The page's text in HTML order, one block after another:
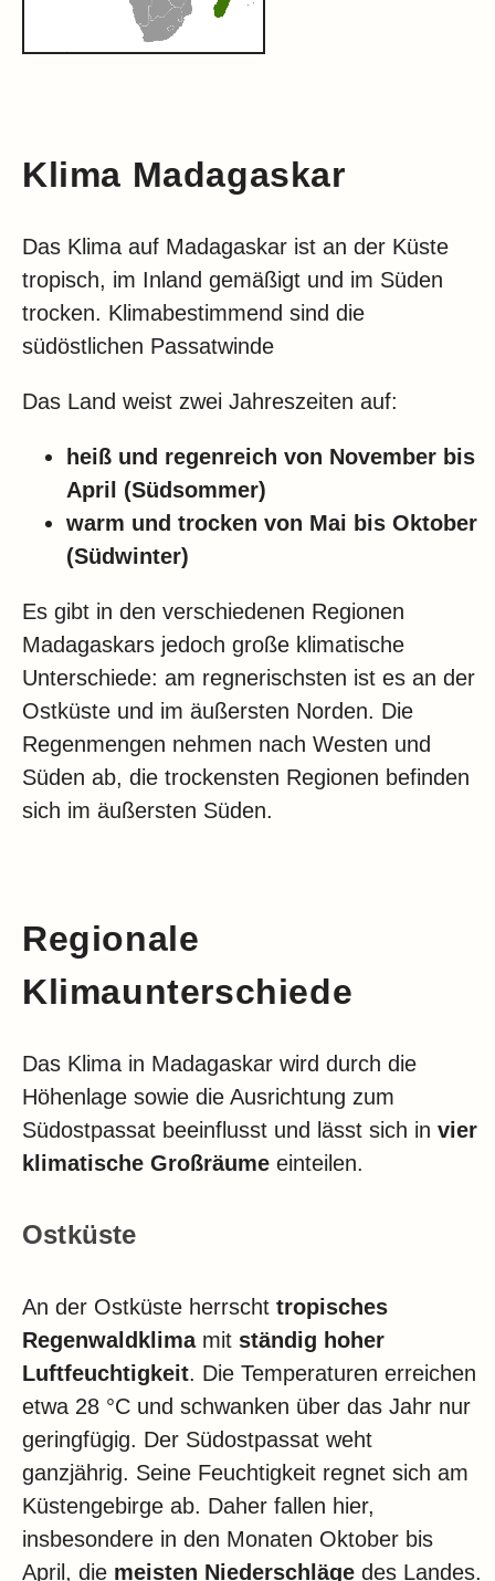
Klima Madagaskar
Das Klima auf Madagaskar ist an der Küste
tropisch, im Inland gemäßigt und im Süden
trocken. Klimabestimmend sind die
südöstlichen Passatwinde
Das Land weist zwei Jahreszeiten auf:
heiß und regenreich von November bis
April (Südsommer)
warm und trocken von Mai bis Oktober
(Südwinter)
Es gibt in den verschiedenen Regionen
Madagaskars jedoch große klimatische
Unterschiede: am regnerischsten ist es an der
Ostküste und im äußersten Norden. Die
Regenmengen nehmen nach Westen und
Süden ab, die trockensten Regionen befinden
sich im äußersten Süden.
Regionale
Klimaunterschiede
Das Klima in Madagaskar wird durch die
Höhenlage sowie die Ausrichtung zum
Südostpassat beeinflusst und lässt sich in vier
klimatische Großräume einteilen.
Ostküste
An der Ostküste herrscht tropisches
Regenwaldklimamit ständig hoher
Luftfeuchtigkeit. Die Temperaturen erreichen
etwa 28 °C und schwanken über das Jahr nur
geringfügig. Der Südostpassat weht
ganzjährig. Seine Feuchtigkeit regnet sich am
Küstengebirge ab. Daher fallen hier,
insbesondere in den Monaten Oktober bis
April, die meisten Niederschläge des Landes.